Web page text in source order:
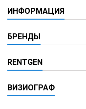
ИНФОРМАЦИЯ
БРЕНДЫ
RENTGEN
ВИЗИОГРАФ